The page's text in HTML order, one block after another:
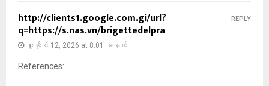
http://clients1.google.com.gi/url?
q=https://s.nas.vn/brigettedelpra
ဇူလိုင် 12, 2026 at 8:01 မနက်
References:
REPLY